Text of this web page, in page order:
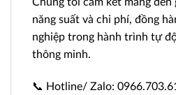
năng suất và chi phí, đồng
nghiệp trong hành trình tự
thông minh.
📞 Hotline/ Zalo: